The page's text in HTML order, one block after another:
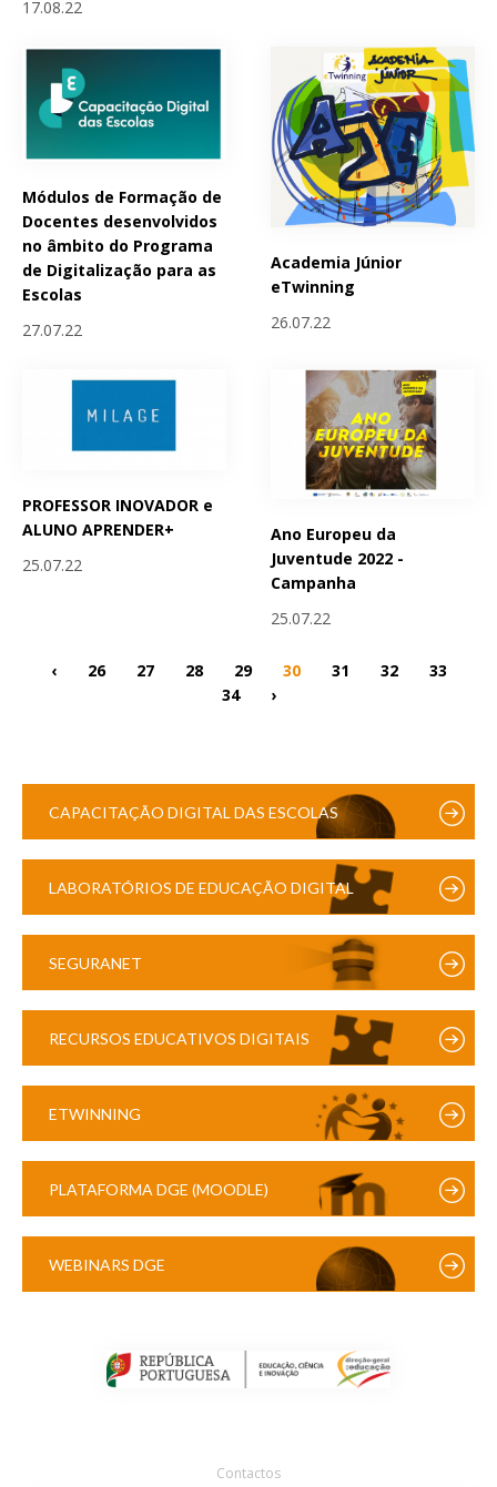
17.08.22
Módulos de Formação de
Docentes desenvolvidos
no âmbito do Programa
de Digitalização para as
Escolas
27.07.22
Academia Júnior
eTwinning
26.07.22
PROFESSOR INOVADOR e
ALUNO APRENDER+
25.07.22
Ano Europeu da
Juventude 2022 -
Campanha
25.07.22
‹ 26 27 28 29 30 31 32
33
34
›
CAPACITAÇÃO DIGITAL DAS ESCOLAS
LABORATÓRIOS DE EDUCAÇÃO DIGITAL
SEGURANET
RECURSOS EDUCATIVOS DIGITAIS
ETWINNING
PLATAFORMA DGE (MOODLE)
WEBINARS DGE
Contactos